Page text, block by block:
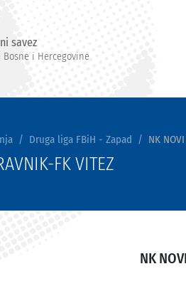
savez
Bosne i Hercegovine
Druga liga FBiH - Zapad NK
FK VITEZ
NK